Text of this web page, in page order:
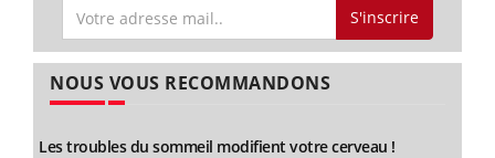
S'inscrire
NOUS VOUS RECOMMANDONS
Les troubles du sommeil modifient votre cerveau !